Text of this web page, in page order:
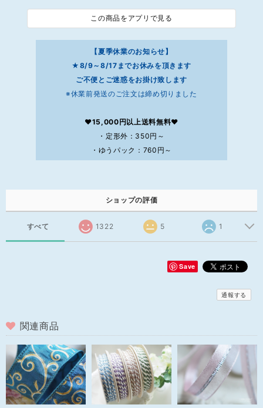
この商品をアプリで見る
【夏季休業のお知らせ】
★8/9～8/17までお休みを頂きます
ご不便とご迷惑をお掛け致します
※休業前発送のご注文は締め切りました
❤15,000円以上送料無料❤
・定形外：350円～
・ゆうパック：760円～
ショップの評価
すべて 1322 5 1
Save
通報する
関連商品